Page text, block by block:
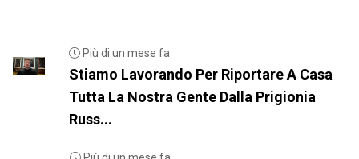
Più di un mese fa
Stiamo Lavorando Per Riportare A Casa
Tutta La Nostra Gente Dalla Prigionia
Russ...